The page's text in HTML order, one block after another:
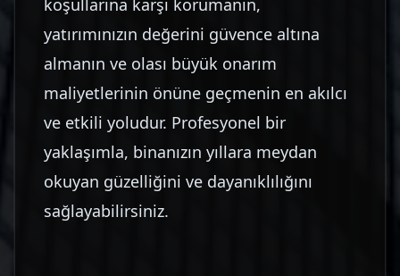
koşullarına karşı korumanın,
yatırımınızın değerini güvence altına
almanın ve olası büyük onarım
maliyetlerinin önüne geçmenin en akılcı
ve etkili yoludur. Profesyonel bir
yaklaşımla, binanızın yıllara meydan
okuyan güzelliğini ve dayanıklılığını
sağlayabilirsiniz.